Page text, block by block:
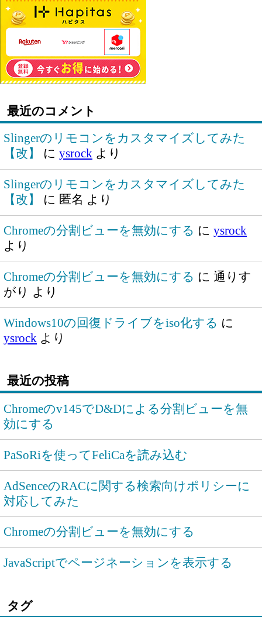
最近のコメント
Slingerのリモコンをカスタマイズしてみた
【改】
に ysrockより
Slingerのリモコンをカスタマイズしてみた
【改】
に 匿名 より
Chromeの分割ビューを無効にする に ysrock
より
Chromeの分割ビューを無効にする に 通りす
がり より
Windows10の回復ドライブをiso化する に
ysrock より
最近の投稿
Chromeのv145でD&Dによる分割ビューを無
効にする
PaSoRiを使ってFeliCaを読み込む
AdSenceのRACに関する検索向けポリシーに
対応してみた
Chromeの分割ビューを無効にする
JavaScriptでページネーションを表示する
タグ